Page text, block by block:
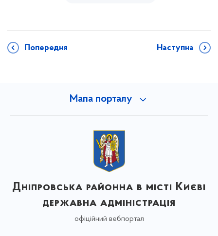
Попередня Наступна
Мапа порталу
Дніпровська районна в місті Києві
державна адміністрація
офіційний вебпортал